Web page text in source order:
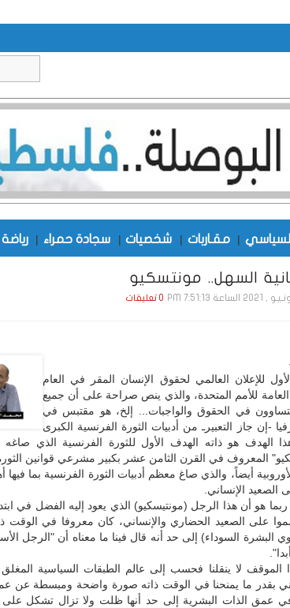
| مقـاربات | شخصيات | سجادة حمراء | رياضة
السهل.. مونتسكيو
0 تعليقات
للإعلان العالمي لحقوق الإنسان المقر في العام
العامة للأمم المتحدة، والذي ينص صراحة على أن جميع
في الحقوق والواجبات... إلخ، هو مقتبس في
-إن جاز التعبيرـ من أدبيات الثورة الفرنسية الكبرى
كون هذا الهدف هو ذاته الهدف الأول للثورة الفرنسية الذي
المعروف في القرن الثامن عشر بكبير مشرعي قوانين
أيضاً، والذي صاغ معظم أدبيات الثورة الفرنسية بما فيها
الصعيد الإنساني.
ربما هو أن هذا الرجل (مونتيسكيو) الذي يعود إليه الفضل في
على الصعيد الحضاري والإنساني، كان معروفا في الوقت
البشرة السوداء) إلى حد أنه قال فينا ما معناه أن "الرجل
لا ينقلنا فحسب إلى عالم الطبقات السياسية
بقدر ما يمنحنا في الوقت ذاته صورة واضحة ومبسطة عن
في عمق الذات البشرية إلى حد أنها ظلت ولا تزال تشكل على